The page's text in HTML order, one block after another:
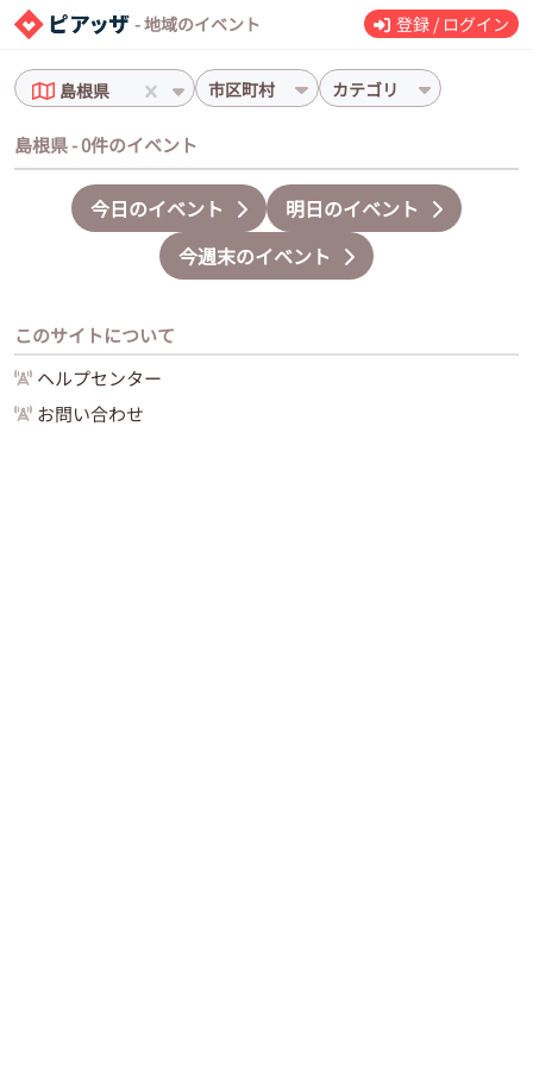
- 地域のイベント 登録 / ログイン
島根県 市区町村 カテゴリ
島根県 - 0件のイベント
今日のイベント
明日のイベント
今週末のイベント
このサイトについて
ヘルプセンター
お問い合わせ